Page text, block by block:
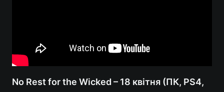
No Rest for the Wicked – 18 квітня (ПК, PS4,